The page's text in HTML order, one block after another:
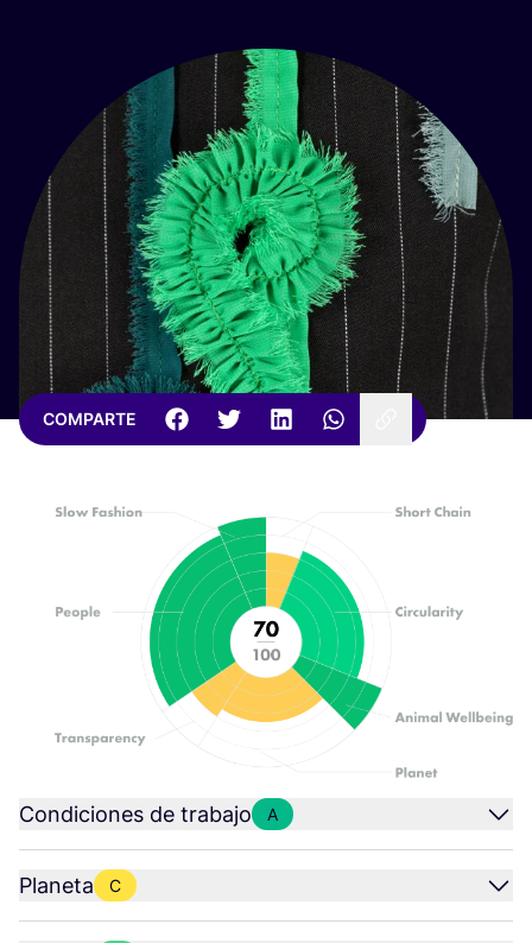
COMPARTE
Condiciones de trabajo A
Planeta C